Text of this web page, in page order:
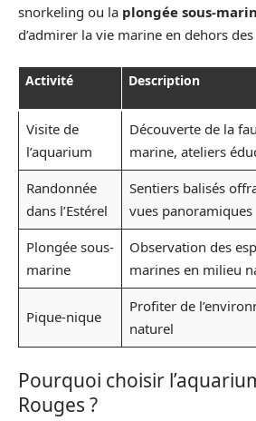
snorkeling ou la plongée sous-
d’admirer la vie marine en dehors
Activité Description
Visite de
l’aquarium
Découverte de la
marine, ateliers
Randonnée
dans l’Estérel
Sentiers balisés
vues panoramiques
Plongée sous-
marine
Observation des
marines en milieu
Pique-nique
Profiter de
naturel
Pourquoi choisir
Rouges ?